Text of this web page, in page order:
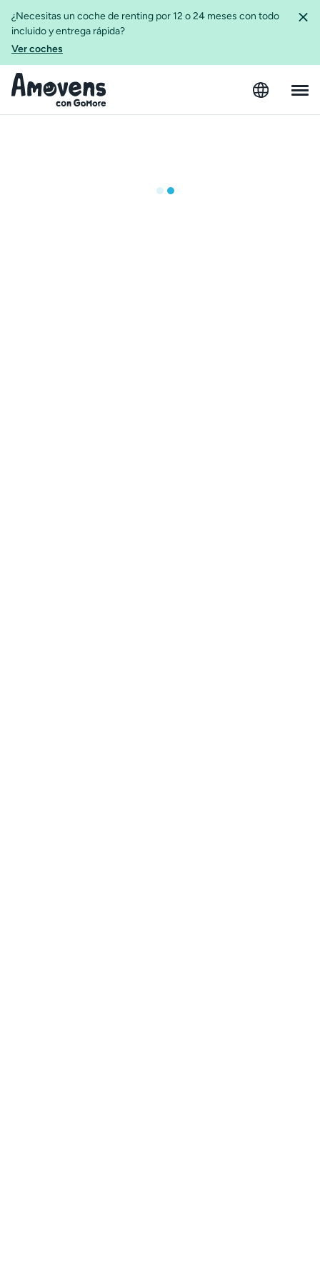
¿Necesitas un coche de renting por 12 o 24 meses con todo
incluido y entrega rápida?
Ver coches